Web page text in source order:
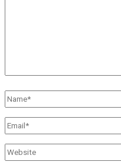
Name*
Email*
Website